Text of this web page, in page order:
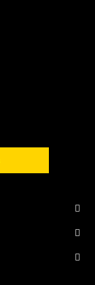
+
+
+